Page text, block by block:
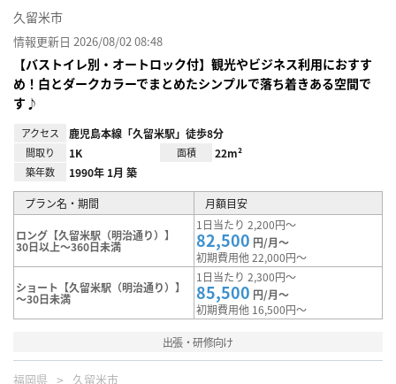
久留米市
情報更新日 2026/08/02 08:48
【バストイレ別・オートロック付】観光やビジネス利用におすす
め！白とダークカラーでまとめたシンプルで落ち着きある空間で
す♪
アクセス 鹿児島本線「久留米駅」徒歩8分
間取り 1K 面積 22m²
築年数 1990年 1月 築
プラン名・期間 月額目安
ロング【久留米駅（明治通り）】
30日以上～360日未満
1日当たり 2,200円～
82,500 円/月～
初期費用他 22,000円～
ショート【久留米駅（明治通り）】
～30日未満
1日当たり 2,300円～
85,500 円/月～
初期費用他 16,500円～
出張・研修向け
福岡県 久留米市